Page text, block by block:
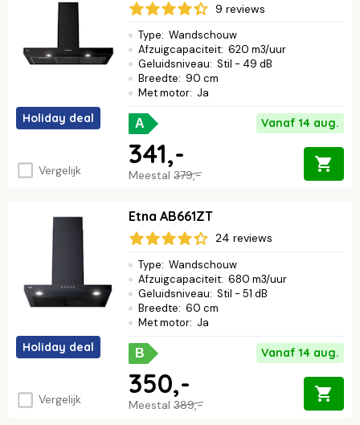
Holiday deal
Vergelijk
9 reviews
Type: Wandschouw
Afzuigcapaciteit: 620 m3/uur
Geluidsniveau: Stil - 49 dB
Breedte: 90 cm
Met motor: Ja
A Vanaf 14 aug.
Meestal 379,-
341,-
Holiday deal
Vergelijk
Etna AB661ZT
24 reviews
Type: Wandschouw
Afzuigcapaciteit: 680 m3/uur
Geluidsniveau: Stil - 51 dB
Breedte: 60 cm
Met motor: Ja
B Vanaf 14 aug.
Meestal 389,-
350,-